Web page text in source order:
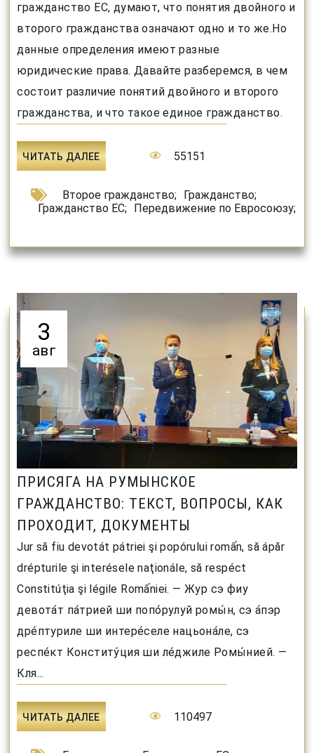
гражданство ЕС, думают, что понятия двойного и
второго гражданства означают одно и то же.Но
данные определения имеют разные
юридические права. Давайте разберемся, в чем
состоит различие понятий двойного и второго
гражданства, и что такое единое гражданство.
ЧИТАТЬ ДАЛЕЕ 55151
Второе гражданство; Гражданство;
Гражданство ЕС; Передвижение по Евросоюзу;
3
авг
ПРИСЯГА НА РУМЫНСКОЕ
ГРАЖДАНСТВО: ТЕКСТ, ВОПРОСЫ, КАК
ПРОХОДИТ, ДОКУМЕНТЫ
Jur să fiu devotát pátriei şi popórului romấn, să ápăr
drépturile şi interésele naţionále, să respéct
Constitúţia şi légile Romấniei. — Жур сэ фиу
девота́т па́трией ши попо́рулуй ромы́н, сэ а́пэр
дре́птуриле ши интере́селе нацьона́ле, сэ
респе́кт Конститу́ция ши ле́джиле Ромы́нией. —
Кля...
ЧИТАТЬ ДАЛЕЕ 110497